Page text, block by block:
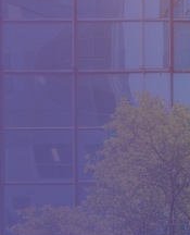
digital
comme